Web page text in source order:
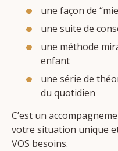
une façon de
une suite de
une méthode
enfant
une série de
du quotidien
C’est un
votre situation unique
VOS besoins.